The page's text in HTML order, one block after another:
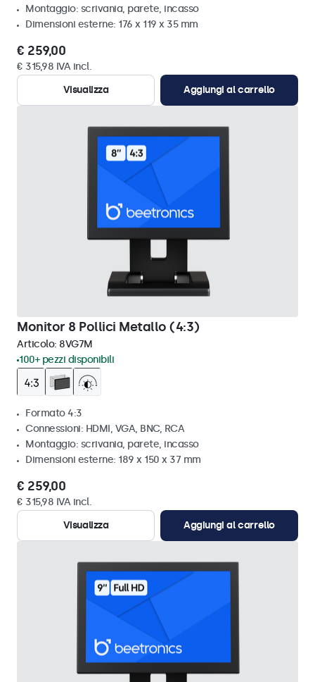
Montaggio: scrivania, parete, incasso
Dimensioni esterne: 176 x 119 x 35 mm
€ 259,00
€ 315,98 IVA incl.
Visualizza
Aggiungi al carrello
Monitor 8 Pollici Metallo (4:3)
Articolo: 8VG7M
100+ pezzi disponibili
Formato 4:3
Connessioni: HDMI, VGA, BNC, RCA
Montaggio: scrivania, parete, incasso
Dimensioni esterne: 189 x 150 x 37 mm
€ 259,00
€ 315,98 IVA incl.
Visualizza
Aggiungi al carrello